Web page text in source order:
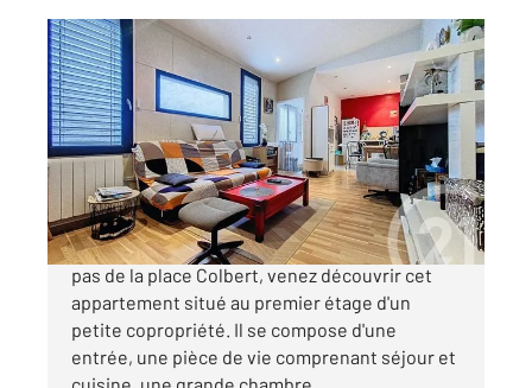
ROCHEFORT 17
54,80 m
2, 2 pièces
Ref : 1939
Appartement F2 à vendre
118 000 €
Rochefort centre - Appartement - T2 A deux
pas de la place Colbert, venez découvrir cet
appartement situé au premier étage d'un
petite copropriété. Il se compose d'une
entrée, une pièce de vie comprenant séjour et